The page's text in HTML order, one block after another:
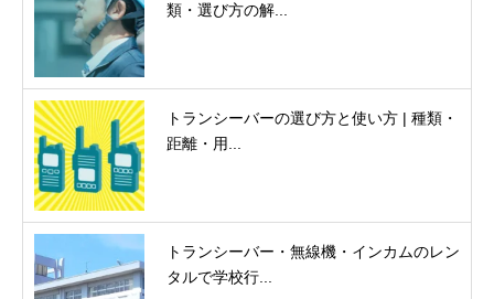
類・選び方の解...
トランシーバーの選び方と使い方 | 種類・
距離・用...
トランシーバー・無線機・インカムのレン
タルで学校行...